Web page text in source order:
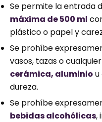
Se permite la entrada
máxima de 500 ml
plástico o papel y
Se prohíbe
vasos, tazas o
cerámica, aluminio
dureza.
Se prohíbe
bebidas alcohólicas,